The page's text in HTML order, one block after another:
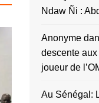
Ndaw Ñi :
Anonyme
descente
joueur de
Au Sénégal: